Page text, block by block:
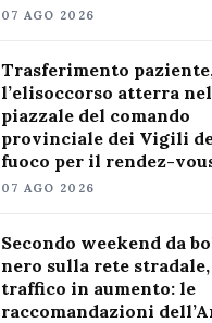
07 AGO 2026
Trasferimento
l’elisoccorso atterra nel
piazzale del comando
provinciale dei Vigili
fuoco per il rendez-
07 AGO 2026
Secondo weekend da
nero sulla rete stradale,
traffico in aumento: le
raccomandazioni